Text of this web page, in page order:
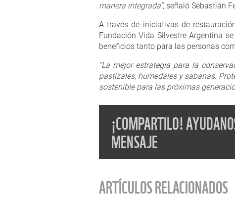
manera integrada”,señaló Sebastián
A través de iniciativas de
Fundación Vida Silvestre Argentina
beneficios tanto para las personas
“La mejor estrategia para la
pastizales, humedales y sabanas.
sostenible para las próximas
¡COMPARTILO!
MENSAJE
ARTÍCULOS RELACIONADOS